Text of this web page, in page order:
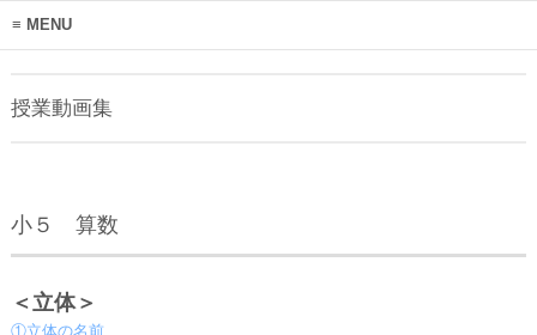
MENU
授業動画集
小５ 算数
＜立体＞
①立体の名前